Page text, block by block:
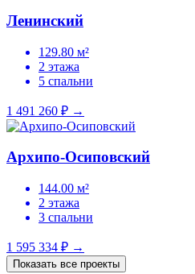
Ленинский
129.80 м²
2 этажа
5 спальни
1 491 260 ₽ →
Архипо-Осиповский
144.00 м²
2 этажа
3 спальни
1 595 334 ₽ →
Показать все проекты